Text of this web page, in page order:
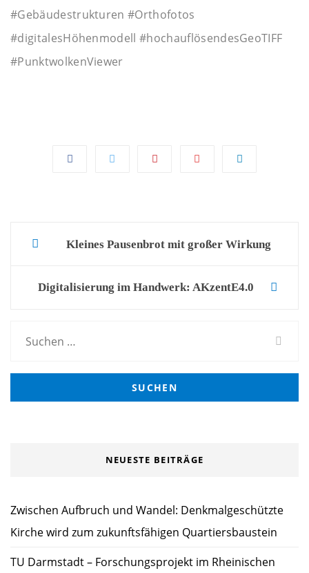
#Gebäudestrukturen #Orthofotos
#digitalesHöhenmodell #hochauflösendesGeoTIFF
#PunktwolkenViewer
Post
navigation
Kleines Pausenbrot mit großer Wirkung
Digitalisierung im Handwerk: AKzentE4.0
NEUESTE BEITRÄGE
Zwischen Aufbruch und Wandel: Denkmalgeschützte
Kirche wird zum zukunftsfähigen Quartiersbaustein
TU Darmstadt – Forschungsprojekt im Rheinischen